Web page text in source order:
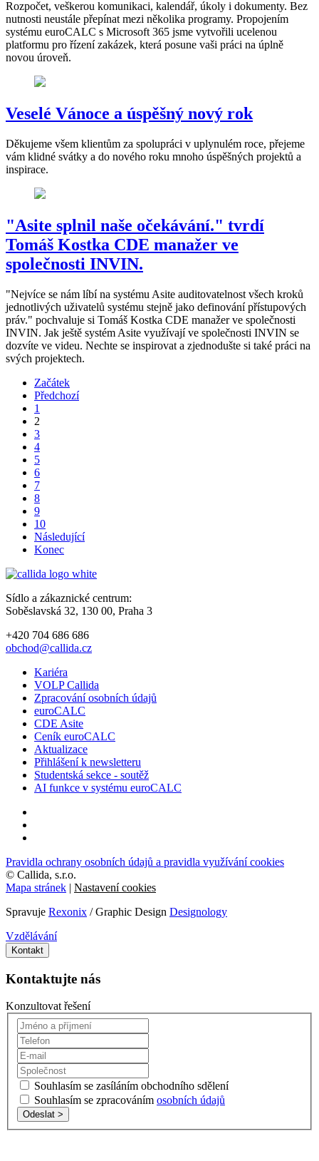
Rozpočet, veškerou komunikaci, kalendář, úkoly i dokumenty. Bez
nutnosti neustále přepínat mezi několika programy. Propojením
systému euroCALC s Microsoft 365 jsme vytvořili ucelenou
platformu pro řízení zakázek, která posune vaši práci na úplně
novou úroveň.
Veselé Vánoce a úspěšný nový rok
Děkujeme všem klientům za spolupráci v uplynulém roce, přejeme
vám klidné svátky a do nového roku mnoho úspěšných projektů a
inspirace.
"Asite splnil naše očekávání." tvrdí
Tomáš Kostka CDE manažer ve
společnosti INVIN.
"Nejvíce se nám líbí na systému Asite auditovatelnost všech kroků
jednotlivých uživatelů systému stejně jako definování přístupových
práv." pochvaluje si Tomáš Kostka CDE manažer ve společnosti
INVIN. Jak ještě systém Asite využívají ve společnosti INVIN se
dozvíte ve videu. Nechte se inspirovat a zjednodušte si také práci na
svých projektech.
Začátek
Předchozí
1
2
3
4
5
6
7
8
9
10
Následující
Konec
Sídlo a zákaznické centrum:
Soběslavská 32, 130 00, Praha 3
+420 704 686 686
obchod@callida.cz
Kariéra
VOLP Callida
Zpracování osobních údajů
euroCALC
CDE Asite
Ceník euroCALC
Aktualizace
Přihlášení k newsletteru
Studentská sekce - soutěž
AI funkce v systému euroCALC
Pravidla ochrany osobních údajů a pravidla využívání cookies
© Callida, s.r.o.
Mapa stránek | Nastavení cookies
Spravuje Rexonix / Graphic Design Designology
Vzdělávání
Kontakt
Kontaktujte nás
Konzultovat řešení
Souhlasím se zasíláním obchodního sdělení
Souhlasím se zpracováním osobních údajů
Odeslat >